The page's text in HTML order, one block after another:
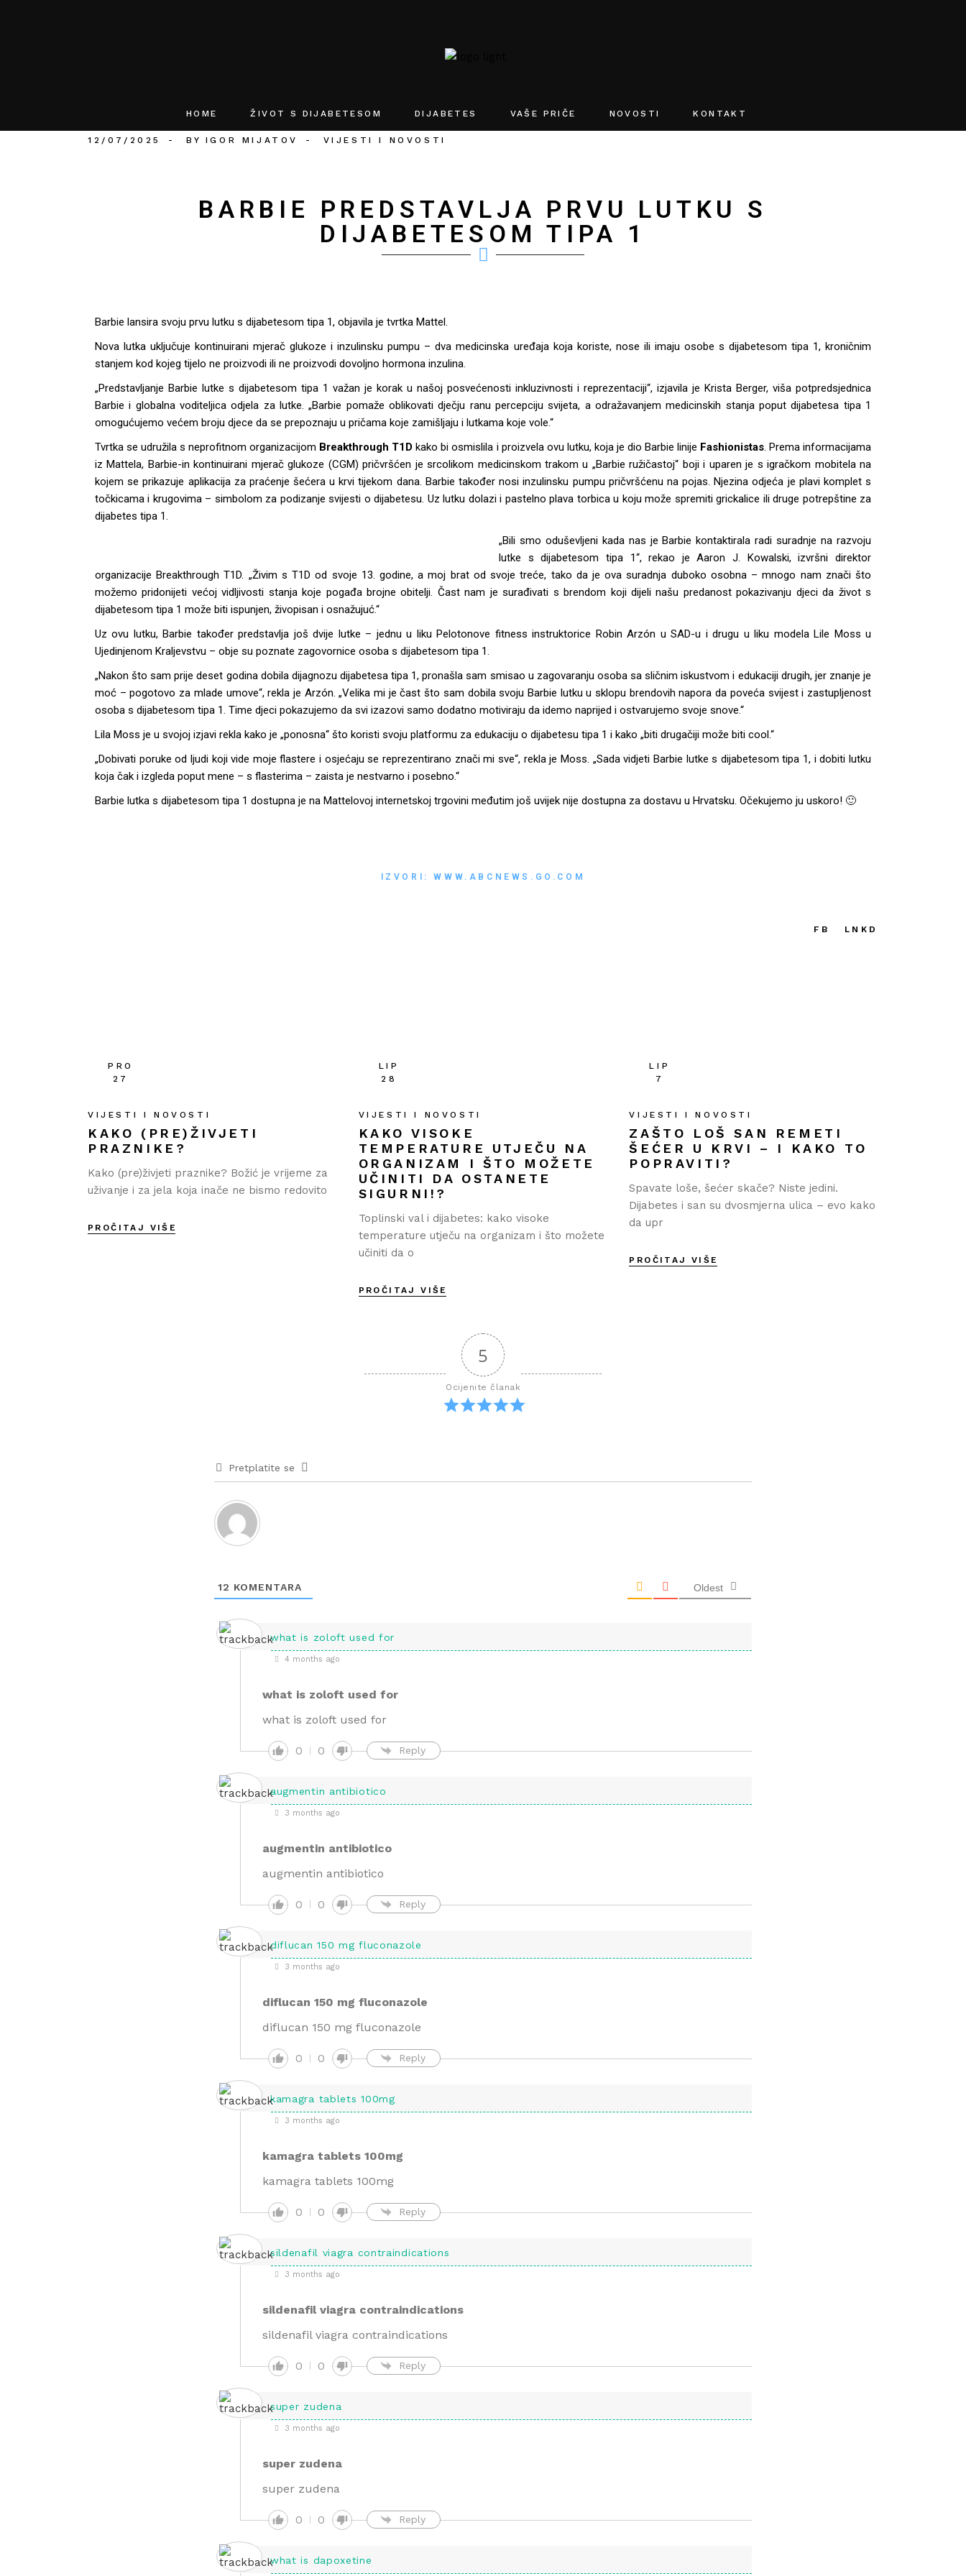
HOME ŽIVOT S DIJABETESOM DIJABETES VAŠE PRIČE NOVOSTI KONTAKT
12/07/2025 BY IGOR MIJATOV VIJESTI I NOVOSTI
BARBIE PREDSTAVLJA PRVU LUTKU S
DIJABETESOM TIPA 1
Barbie lansira svoju prvu lutku s dijabetesom tipa 1, objavila je tvrtka Mattel.
Nova lutka uključuje kontinuirani mjerač glukoze i inzulinsku pumpu – dva medicinska uređaja koja koriste, nose ili imaju osobe s dijabetesom tipa 1, kroničnim
stanjem kod kojeg tijelo ne proizvodi ili ne proizvodi dovoljno hormona inzulina.
„Predstavljanje Barbie lutke s dijabetesom tipa 1 važan je korak u našoj posvećenosti inkluzivnosti i reprezentaciji“, izjavila je Krista Berger, viša potpredsjednica
Barbie i globalna voditeljica odjela za lutke. „Barbie pomaže oblikovati dječju ranu percepciju svijeta, a odražavanjem medicinskih stanja poput dijabetesa tipa 1
omogućujemo većem broju djece da se prepoznaju u pričama koje zamišljaju i lutkama koje vole.“
Tvrtka se udružila s neprofitnom organizacijom Breakthrough T1D kako bi osmislila i proizvela ovu lutku, koja je dio Barbie linije Fashionistas. Prema informacijama
iz Mattela, Barbie-in kontinuirani mjerač glukoze (CGM) pričvršćen je srcolikom medicinskom trakom u „Barbie ružičastoj“ boji i uparen je s igračkom mobitela na
kojem se prikazuje aplikacija za praćenje šećera u krvi tijekom dana. Barbie također nosi inzulinsku pumpu pričvršćenu na pojas. Njezina odjeća je plavi komplet s
točkicama i krugovima – simbolom za podizanje svijesti o dijabetesu. Uz lutku dolazi i pastelno plava torbica u koju može spremiti grickalice ili druge potrepštine za
dijabetes tipa 1.
„Bili smo oduševljeni kada nas je Barbie kontaktirala radi suradnje na razvoju
lutke s dijabetesom tipa 1“, rekao je Aaron J. Kowalski, izvršni direktor
organizacije Breakthrough T1D. „Živim s T1D od svoje 13. godine, a moj brat od svoje treće, tako da je ova suradnja duboko osobna – mnogo nam znači što
možemo pridonijeti većoj vidljivosti stanja koje pogađa brojne obitelji. Čast nam je surađivati s brendom koji dijeli našu predanost pokazivanju djeci da život s
dijabetesom tipa 1 može biti ispunjen, živopisan i osnažujuć.“
Uz ovu lutku, Barbie također predstavlja još dvije lutke – jednu u liku Pelotonove fitness instruktorice Robin Arzón u SAD-u i drugu u liku modela Lile Moss u
Ujedinjenom Kraljevstvu – obje su poznate zagovornice osoba s dijabetesom tipa 1.
„Nakon što sam prije deset godina dobila dijagnozu dijabetesa tipa 1, pronašla sam smisao u zagovaranju osoba sa sličnim iskustvom i edukaciji drugih, jer znanje je
moć – pogotovo za mlade umove“, rekla je Arzón. „Velika mi je čast što sam dobila svoju Barbie lutku u sklopu brendovih napora da poveća svijest i zastupljenost
osoba s dijabetesom tipa 1. Time djeci pokazujemo da svi izazovi samo dodatno motiviraju da idemo naprijed i ostvarujemo svoje snove.“
Lila Moss je u svojoj izjavi rekla kako je „ponosna“ što koristi svoju platformu za edukaciju o dijabetesu tipa 1 i kako „biti drugačiji može biti cool.“
„Dobivati poruke od ljudi koji vide moje flastere i osjećaju se reprezentirano znači mi sve“, rekla je Moss. „Sada vidjeti Barbie lutke s dijabetesom tipa 1, i dobiti lutku
koja čak i izgleda poput mene – s flasterima – zaista je nestvarno i posebno.“
Barbie lutka s dijabetesom tipa 1 dostupna je na Mattelovoj internetskoj trgovini međutim još uvijek nije dostupna za dostavu u Hrvatsku. Očekujemo ju uskoro! 🙂
IZVORI: WWW.ABCNEWS.GO.COM
FB LNKD
PRO
27
VIJESTI I NOVOSTI
KAKO (PRE)ŽIVJETI
PRAZNIKE?
Kako (pre)živjeti praznike? Božić je vrijeme za
uživanje i za jela koja inače ne bismo redovito
PROČITAJ VIŠE
LIP
28
VIJESTI I NOVOSTI
KAKO VISOKE
TEMPERATURE UTJEČU NA
ORGANIZAM I ŠTO MOŽETE
UČINITI DA OSTANETE
SIGURNI!?
Toplinski val i dijabetes: kako visoke
temperature utječu na organizam i što možete
učiniti da o
PROČITAJ VIŠE
LIP
7
VIJESTI I NOVOSTI
ZAŠTO LOŠ SAN REMETI
ŠEĆER U KRVI – I KAKO TO
POPRAVITI?
Spavate loše, šećer skače? Niste jedini.
Dijabetes i san su dvosmjerna ulica – evo kako
da upr
PROČITAJ VIŠE
5
Ocijenite članak
Pretplatite se
12 KOMENTARA Oldest
what is zoloft used for
4 months ago
what is zoloft used for
what is zoloft used for
0 0 Reply
augmentin antibiotico
3 months ago
augmentin antibiotico
augmentin antibiotico
0 0 Reply
diflucan 150 mg fluconazole
3 months ago
diflucan 150 mg fluconazole
diflucan 150 mg fluconazole
0 0 Reply
kamagra tablets 100mg
3 months ago
kamagra tablets 100mg
kamagra tablets 100mg
0 0 Reply
sildenafil viagra contraindications
3 months ago
sildenafil viagra contraindications
sildenafil viagra contraindications
0 0 Reply
super zudena
3 months ago
super zudena
super zudena
0 0 Reply
what is dapoxetine